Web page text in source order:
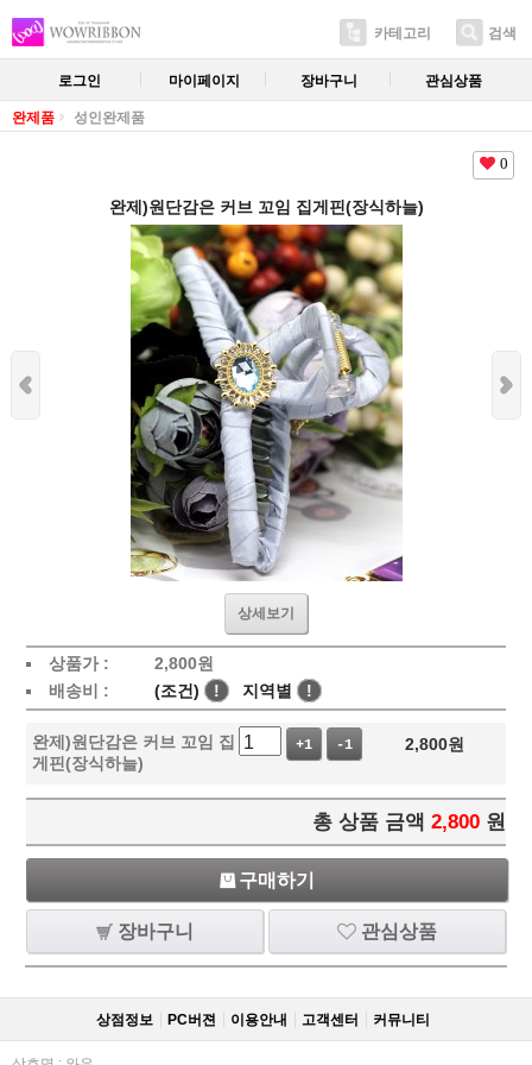
카테고리 검색
로그인 마이페이지 장바구니 관심상품
완제품 성인완제품
0
완제)원단감은 커브 꼬임 집게핀(장식하늘)
상세보기
상품가 : 2,800원
배송비 :
(조건) ! 지역별 !
완제)원단감은 커브 꼬임 집
게핀(장식하늘)
+1 -1 2,800원
총 상품 금액 2,800 원
구매하기
장바구니 관심상품
상점정보 PC버젼 이용안내 고객센터 커뮤니티